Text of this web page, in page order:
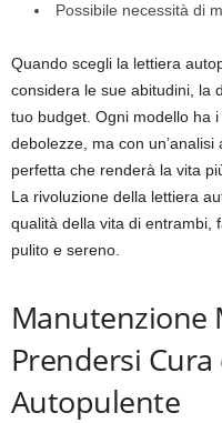
Possibile necessità di
Quando scegli la lettiera
considera le sue abitudini, la
tuo budget. Ogni modello ha
debolezze, ma con
perfetta che renderà la vita
La rivoluzione della lettiera
qualità della vita di entrambi,
pulito e sereno.
Manutenzione
Prendersi
Autopulente